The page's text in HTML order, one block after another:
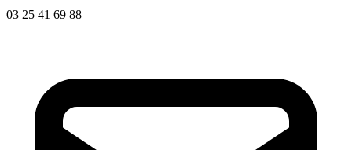
03 25 41 69 88